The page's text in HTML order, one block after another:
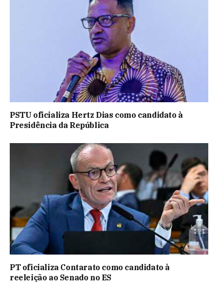
PSTU oficializa Hertz Dias como candidato à
Presidência da República
PT oficializa Contarato como candidato à
reeleição ao Senado no ES